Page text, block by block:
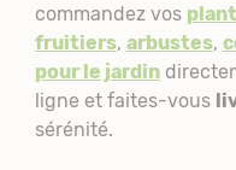
commandez vos
fruitiers, arbustes,
pour le jardin
ligne et faites-vous
sérénité.